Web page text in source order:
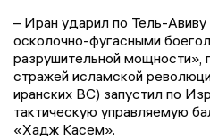
– Иран ударил по Тель-
осколочно-фугасными
разрушительной мощности»,
стражей исламской
иранских ВС) запустил по
тактическую управляемую
«Хадж Касем».